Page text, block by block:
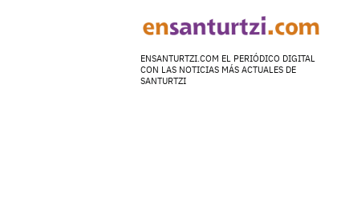
ENSANTURTZI.COM EL PERIÓDICO DIGITAL
CON LAS NOTICIAS MÁS ACTUALES DE
SANTURTZI